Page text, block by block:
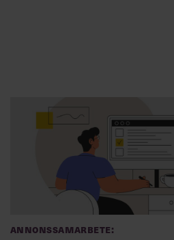
Annonssamarbete:
Chef + Winningtemp
Delta i Chefbarometern 2026